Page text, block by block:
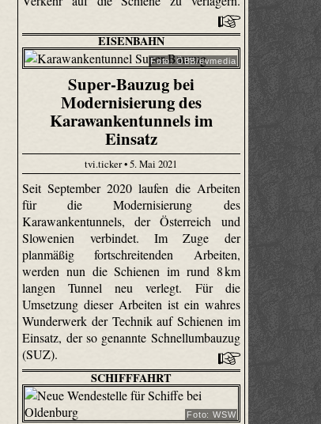
EISENBAHN
Foto: ÖBB/evmedia
Super-Bauzug bei
Modernisierung des
Karawankentunnels im
Einsatz
tvi.ticker • 5. Mai 2021
Seit September 2020 laufen die Arbeiten
für die Modernisierung des
Karawankentunnels, der Österreich und
Slowenien verbindet. Im Zuge der
planmäßig fortschreitenden Arbeiten,
werden nun die Schienen im rund 8 km
langen Tunnel neu verlegt. Für die
Umsetzung dieser Arbeiten ist ein wahres
Wunderwerk der Technik auf Schienen im
Einsatz, der so genannte Schnellumbauzug
(SUZ).
SCHIFFFAHRT
Foto: WSW